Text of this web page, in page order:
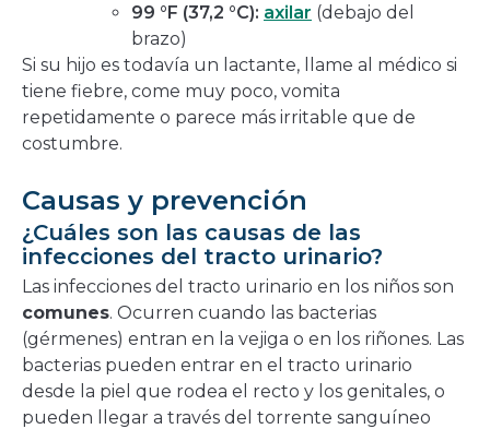
99 °F (37,2 °C): axilar (debajo del
brazo)
Si su hijo es todavía un lactante, llame al médico si
tiene fiebre, come muy poco, vomita
repetidamente o parece más irritable que de
costumbre.
Causas y prevención
¿Cuáles son las causas de las
infecciones del tracto urinario?
Las infecciones del tracto urinario en los niños son
comunes. Ocurren cuando las bacterias
(gérmenes) entran en la vejiga o en los riñones. Las
bacterias pueden entrar en el tracto urinario
desde la piel que rodea el recto y los genitales, o
pueden llegar a través del torrente sanguíneo